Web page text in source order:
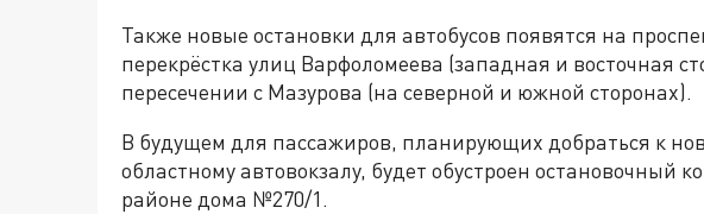
Также новые остановки для автобусов появятся на
перекрёстка улиц Варфоломеева (западная и восточная
пересечении с Мазурова (на северной и южной сторонах).
В будущем для пассажиров, планирующих добраться к
областному автовокзалу, будет обустроен остановочный
районе дома №270/1.